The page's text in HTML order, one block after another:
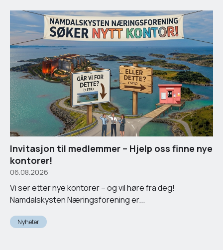
Invitasjon til medlemmer – Hjelp oss finne nye
kontorer!
06.08.2026
Vi ser etter nye kontorer – og vil høre fra deg!
Namdalskysten Næringsforening er...
Nyheter